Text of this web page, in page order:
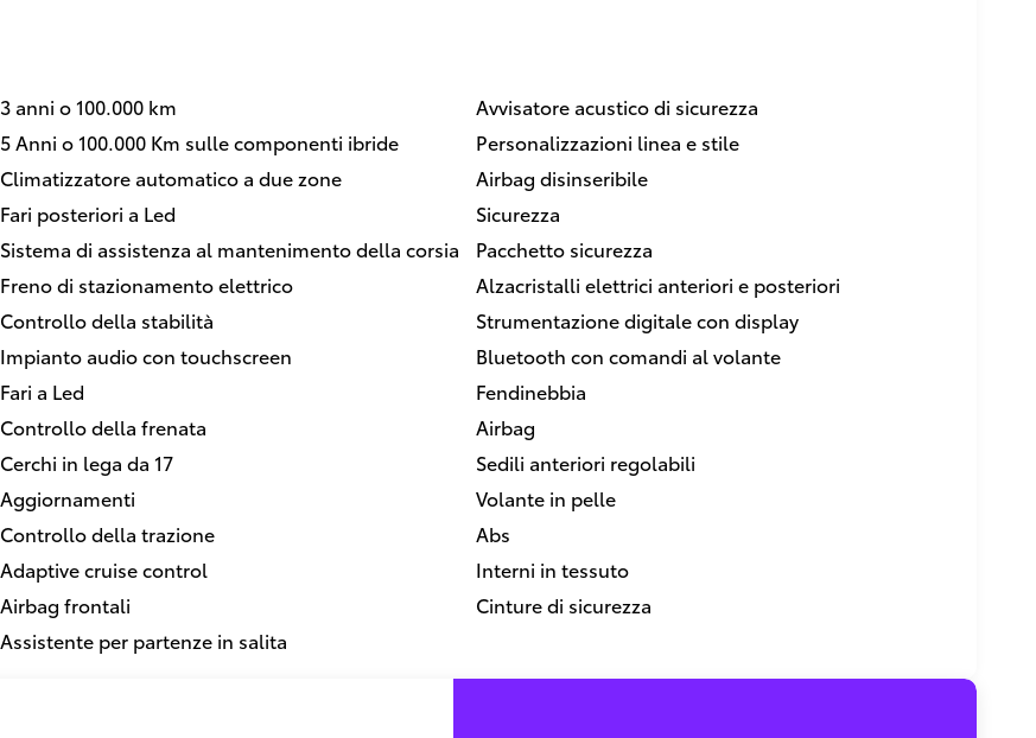
3 anni o 100.000 km
5 Anni o 100.000 Km sulle componenti ibride
Climatizzatore automatico a due zone
Fari posteriori a Led
Sistema di assistenza al mantenimento della corsia
Freno di stazionamento elettrico
Controllo della stabilità
Impianto audio con touchscreen
Fari a Led
Controllo della frenata
Cerchi in lega da 17
Aggiornamenti
Controllo della trazione
Adaptive cruise control
Airbag frontali
Assistente per partenze in salita
Avvisatore acustico di sicurezza
Personalizzazioni linea e stile
Airbag disinseribile
Sicurezza
Pacchetto sicurezza
Alzacristalli elettrici anteriori e posteriori
Strumentazione digitale con display
Bluetooth con comandi al volante
Fendinebbia
Airbag
Sedili anteriori regolabili
Volante in pelle
Abs
Interni in tessuto
Cinture di sicurezza